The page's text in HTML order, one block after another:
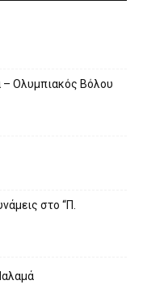
Ολυμπιακός Βόλου
στο “Π.